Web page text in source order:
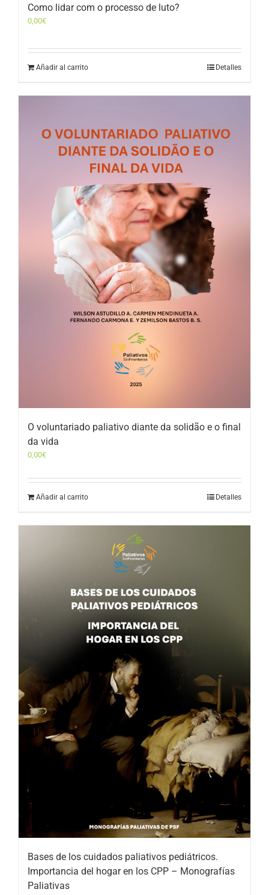
Como lidar com o processo de luto?
0,00€
Añadir al carrito Detalles
O voluntariado paliativo diante da solidão e o final
da vida
0,00€
Añadir al carrito Detalles
Bases de los cuidados paliativos pediátricos.
Importancia del hogar en los CPP – Monografías
Paliativas